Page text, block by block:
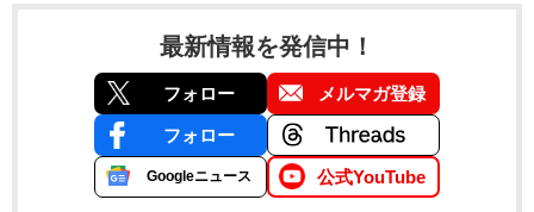
最新情報を発信中！
フォロー メルマガ登録
フォロー
Googleニュース 公式YouTube